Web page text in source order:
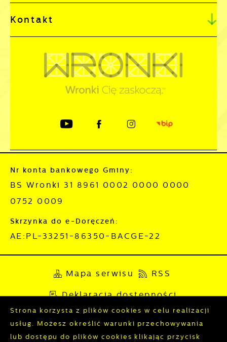
Kontakt
Nr konta bankowego Gminy:
BS Wronki 31 8961 0002 0000 0000
0752 0009
Skrzynka do e-Doręczeń:
AE:PL-33251-86350-BACGE-22
Mapa serwisu RSS
Deklaracja dostępności
Polityka prywatności Sygnalista
Strona korzysta z plików cookies w celu realizacji
usług. Możesz określić warunki przechowywania
lub dostępu do plików cookies klikając przycisk